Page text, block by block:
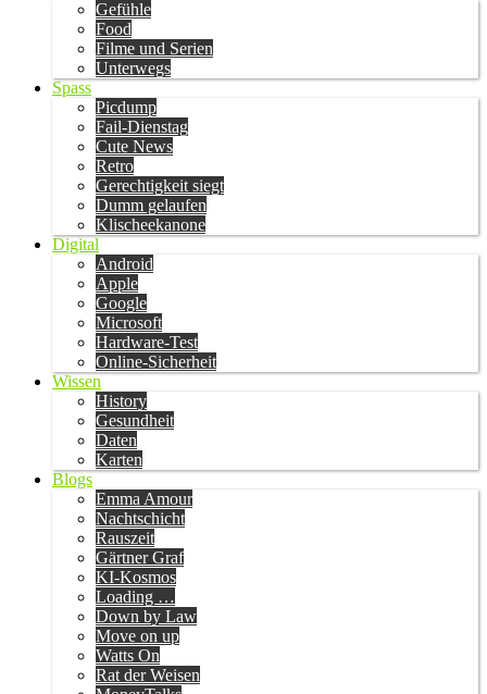
Gefühle
Food
Filme und Serien
Unterwegs
Spass
Picdump
Fail-Dienstag
Cute News
Retro
Gerechtigkeit siegt
Dumm gelaufen
Klischeekanone
Digital
Android
Apple
Google
Microsoft
Hardware-Test
Online-Sicherheit
Wissen
History
Gesundheit
Daten
Karten
Blogs
Emma Amour
Nachtschicht
Rauszeit
Gärtner Graf
KI-Kosmos
Loading …
Down by Law
Move on up
Watts On
Rat der Weisen